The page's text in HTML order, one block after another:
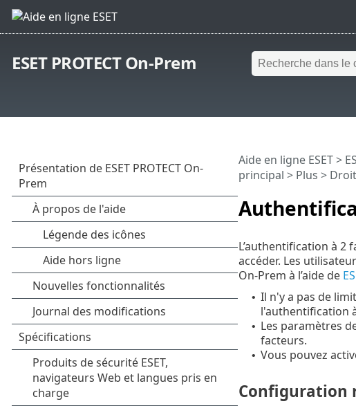
ESET PROTECT On-Prem
Aide en ligne ESET>
principal > Plus >
L’authentification à 2
accéder. Les
On-Prem à l’aide de
• Il n'y a pas de
l'authentification
• Les paramètres
facteurs.
• Vous pouvez
Configuration